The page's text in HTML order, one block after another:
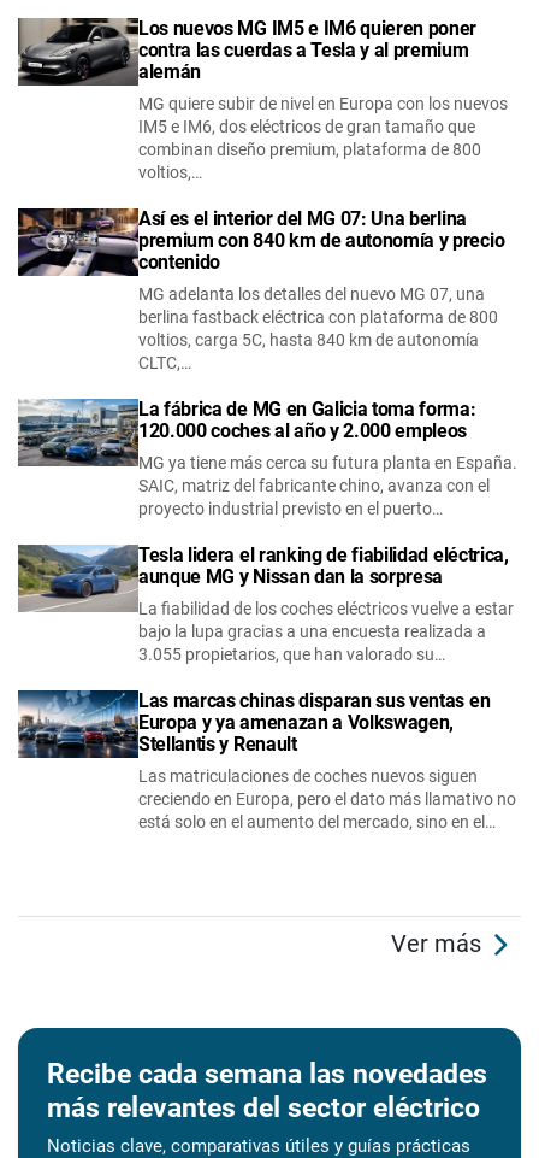
Los nuevos MG IM5 e IM6 quieren poner
contra las cuerdas a Tesla y al premium
alemán
MG quiere subir de nivel en Europa con los nuevos
IM5 e IM6, dos eléctricos de gran tamaño que
combinan diseño premium, plataforma de 800
voltios,…
Así es el interior del MG 07: Una berlina
premium con 840 km de autonomía y precio
contenido
MG adelanta los detalles del nuevo MG 07, una
berlina fastback eléctrica con plataforma de 800
voltios, carga 5C, hasta 840 km de autonomía
CLTC,…
La fábrica de MG en Galicia toma forma:
120.000 coches al año y 2.000 empleos
MG ya tiene más cerca su futura planta en España.
SAIC, matriz del fabricante chino, avanza con el
proyecto industrial previsto en el puerto…
Tesla lidera el ranking de fiabilidad eléctrica,
aunque MG y Nissan dan la sorpresa
La fiabilidad de los coches eléctricos vuelve a estar
bajo la lupa gracias a una encuesta realizada a
3.055 propietarios, que han valorado su…
Las marcas chinas disparan sus ventas en
Europa y ya amenazan a Volkswagen,
Stellantis y Renault
Las matriculaciones de coches nuevos siguen
creciendo en Europa, pero el dato más llamativo no
está solo en el aumento del mercado, sino en el…
Ver más
Recibe cada semana las novedades
más relevantes del sector eléctrico
Noticias clave, comparativas útiles y guías prácticas